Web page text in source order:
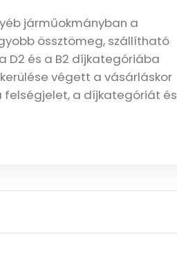
járműokmányban a
össztömeg, szállítható
D2 és a B2 díjkategóriába
végett a vásárláskor
felségjelet, a díjkategóriát és